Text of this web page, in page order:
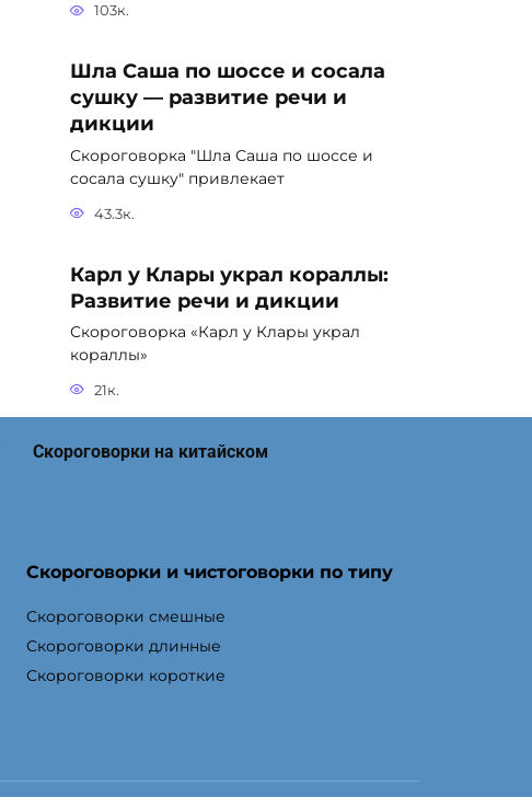
103к.
Шла Саша по шоссе и сосала
сушку — развитие речи и
дикции
Скороговорка "Шла Саша по шоссе и
сосала сушку" привлекает
43.3к.
Карл у Клары украл кораллы:
Развитие речи и дикции
Скороговорка «Карл у Клары украл
кораллы»
21к.
Тощий немощный Кощей
До тополя дотопали
Скороговорки на китайском
Скороговорки и чистоговорки по типу
Скороговорки смешные
Скороговорки длинные
Скороговорки короткие